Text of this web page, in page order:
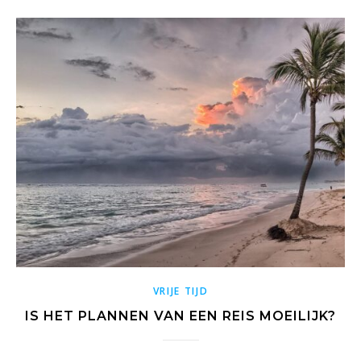
VRIJE TIJD
IS HET PLANNEN VAN EEN REIS MOEILIJK?